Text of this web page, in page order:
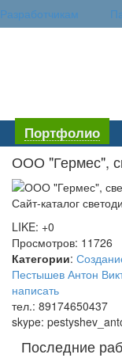
Разработчикам
Портфолио
ООО "Гермес",
Сайт-каталог
LIKE: +0
Просмотров: 11726
Категории:
Пестышев Антон
написать
тел.: 89174650437
skype:
Последние